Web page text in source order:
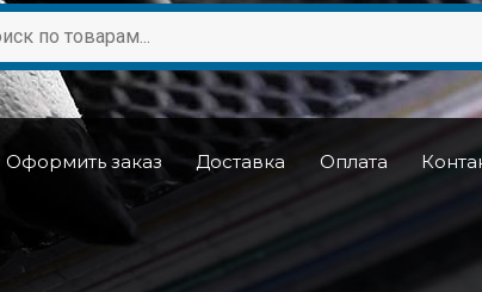
Оформить заказ Доставка Оплата